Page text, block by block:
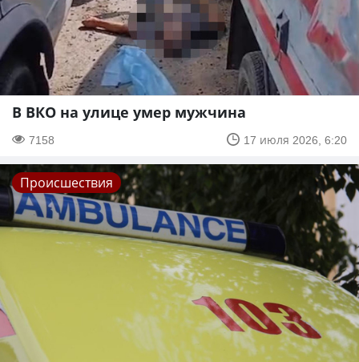
В ВКО на улице умер мужчина
7158 17 июля 2026, 6:20
Происшествия